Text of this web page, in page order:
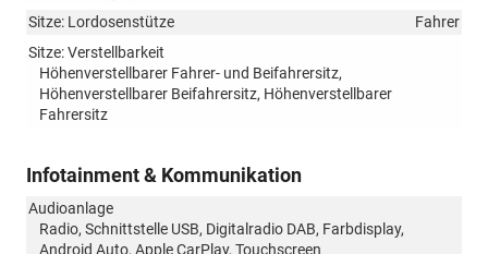
Sitze: Lordosenstütze
Fahrer
Sitze: Verstellbarkeit
Höhenverstellbarer Fahrer- und Beifahrersitz,
Höhenverstellbarer Beifahrersitz, Höhenverstellbarer
Fahrersitz
Infotainment & Kommunikation
Audioanlage
Radio, Schnittstelle USB, Digitalradio DAB, Farbdisplay,
Android Auto, Apple CarPlay, Touchscreen